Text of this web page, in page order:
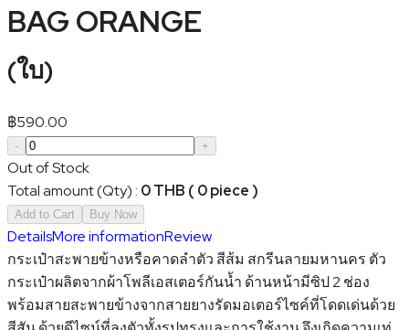
BAG ORANGE
(ใบ)
฿590.00
- +
Out of Stock
Total amount (Qty) : 0 THB ( 0 piece )
Add to Cart Buy Now
DetailsMore informationReview
กระเป๋าสะพายข้างหรือคาดลำตัว สีส้ม สกรีนลายมหานคร ตัว
กระเป๋าผลิตจากผ้าโพลีเอสเตอร์กันน้ำ ด้านหน้ามีซิป 2 ช่อง
พร้อมสายสะพายข้างจากสายยางรัดมอเตอร์ไซค์ที่โดดเด่นด้วย